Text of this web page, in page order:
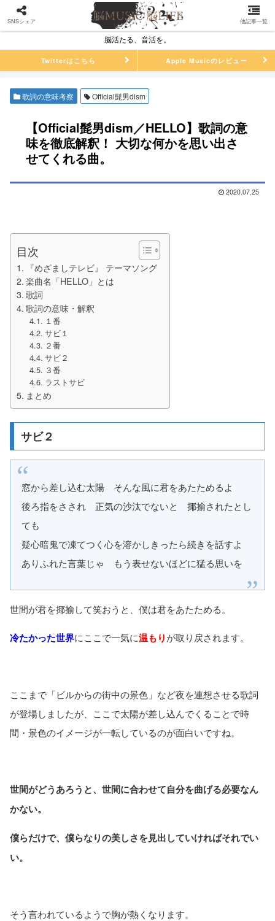
脳活たる、音活を。
Twitterはこちら Apple Musicのレビュー
歌詞の意味考察 Official髭男dism
【Official髭男dism／HELLO】歌詞の意
味を徹底解釈！ 大切な何かを思い出さ
せてくれる曲。
2020.07.25
目次
『めざましテレビ』 テーマソング
楽曲名「HELLO」とは
歌詞
歌詞の意味・解釈
１番
サビ１
２番
サビ２
３番
ラストサビ
まとめ
サビ２
窓から差し込む太陽 そんな風に君をあたためるよ
後ろ指をさされ 正気の沙汰でないと 揶揄されたとし
ても
疑心暗鬼で凍てつく心を溶かしきったら続きを話すよ
ありふれた言葉じゃ もう表せないほどに猛る思いを
世間が君を揶揄して笑おうと、僕は君をあたためる。
冷たかった世界にここで一気に温もりが取り戻されます。
ここまで「ビルからの街中の景色」など夜を連想させる歌詞
が登場しましたが、ここで太陽が差し込んでくることで時
間・景色のイメージが一転しているのが面白いですね。
世間がどうあろうと、世間に合わせて自分を曲げる必要なん
かない。
僕らだけで、僕らなりの美しさを見出していければそれでい
い。
そう言われているようで胸が熱くなります。
SNSシェア 他記事一覧